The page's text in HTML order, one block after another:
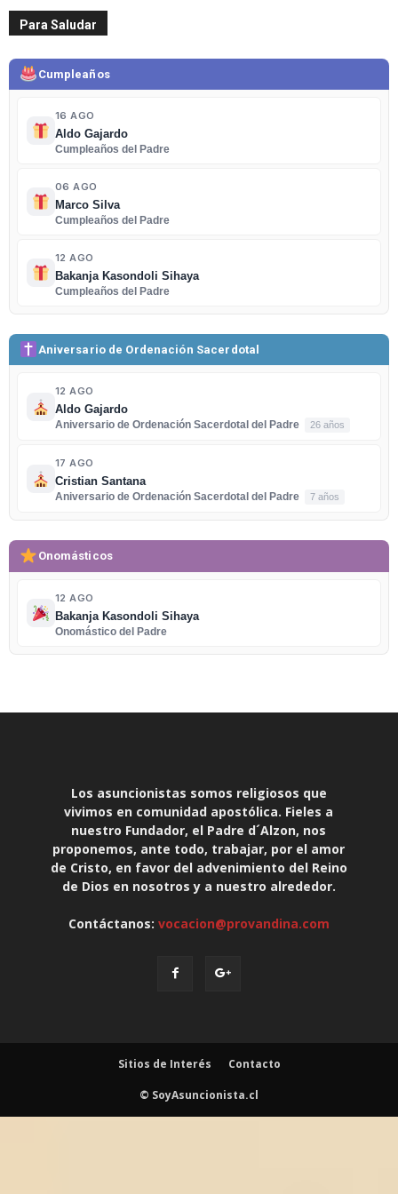
Para Saludar
Cumpleaños
16 AGO
Aldo Gajardo
Cumpleaños del Padre
06 AGO
Marco Silva
Cumpleaños del Padre
12 AGO
Bakanja Kasondoli Sihaya
Cumpleaños del Padre
Aniversario de Ordenación Sacerdotal
12 AGO
Aldo Gajardo
Aniversario de Ordenación Sacerdotal del Padre
26 años
17 AGO
Cristian Santana
Aniversario de Ordenación Sacerdotal del Padre
7 años
Onomásticos
12 AGO
Bakanja Kasondoli Sihaya
Onomástico del Padre
Los asuncionistas somos religiosos que
vivimos en comunidad apostólica. Fieles a
nuestro Fundador, el Padre d´Alzon, nos
proponemos, ante todo, trabajar, por el amor
de Cristo, en favor del advenimiento del Reino
de Dios en nosotros y a nuestro alrededor.
Contáctanos: vocacion@provandina.com
Sitios de Interés Contacto
© SoyAsuncionista.cl